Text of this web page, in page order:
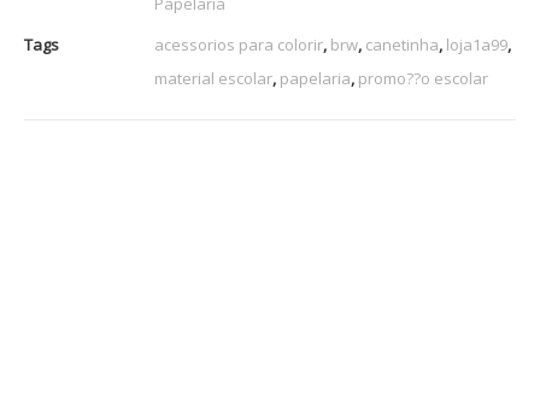
Tags
acessorios para colorir, brw, canetinha, loja1a99,
material escolar, papelaria, promo??o escolar